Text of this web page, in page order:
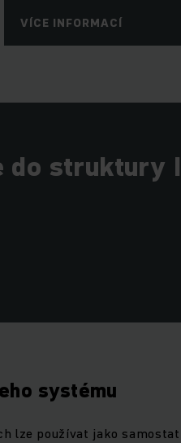
VÍCE INFORMACÍ
do struktury
systému
lze používat jako